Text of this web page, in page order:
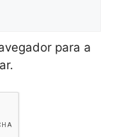
para a